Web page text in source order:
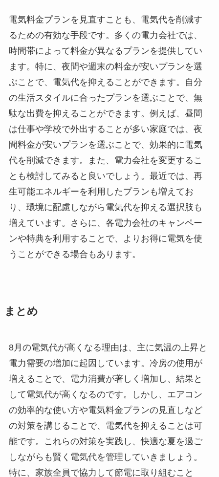
電気料金プランを見直すことも、電気代を削減す
るための有効な手段です。多くの電力会社では、
時間帯によって料金が異なるプランを提供してい
ます。特に、夜間や週末の料金が安いプランを選
ぶことで、電気代を抑えることができます。自分
の生活スタイルに合ったプランを選ぶことで、無
駄な出費を抑えることができます。例えば、昼間
は仕事や学校で外出することが多い家庭では、夜
間料金が安いプランを選ぶことで、効果的に電気
代を削減できます。また、電力会社を変更するこ
とも検討してみると良いでしょう。最近では、再
生可能エネルギーを利用したプランも増えてお
り、環境に配慮しながら電気代を抑える選択肢も
増えています。さらに、各電力会社のキャンペー
ンや特典を利用することで、よりお得に電気を使
うことができる場合もあります。
まとめ
8月の電気代が高くなる理由は、主に気温の上昇と
電力需要の増加に起因しています。冷房の使用が
増えることで、電力消費が著しく増加し、結果と
して電気代が高くなるのです。しかし、エアコン
の効率的な使い方や電気料金プランの見直しなど
の対策を講じることで、電気代を抑えることは可
能です。これらの対策を実践し、快適な夏を過ご
しながらも賢く電気代を管理していきましょう。
特に、家族全員で協力して節電に取り組むこと